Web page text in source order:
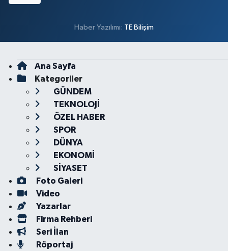
Haber Yazılımı: TE Bilişim
Ana Sayfa
Kategoriler
GÜNDEM
TEKNOLOJİ
ÖZEL HABER
SPOR
DÜNYA
EKONOMİ
SİYASET
Foto Galeri
Video
Yazarlar
Firma Rehberi
Seri İlan
Röportaj